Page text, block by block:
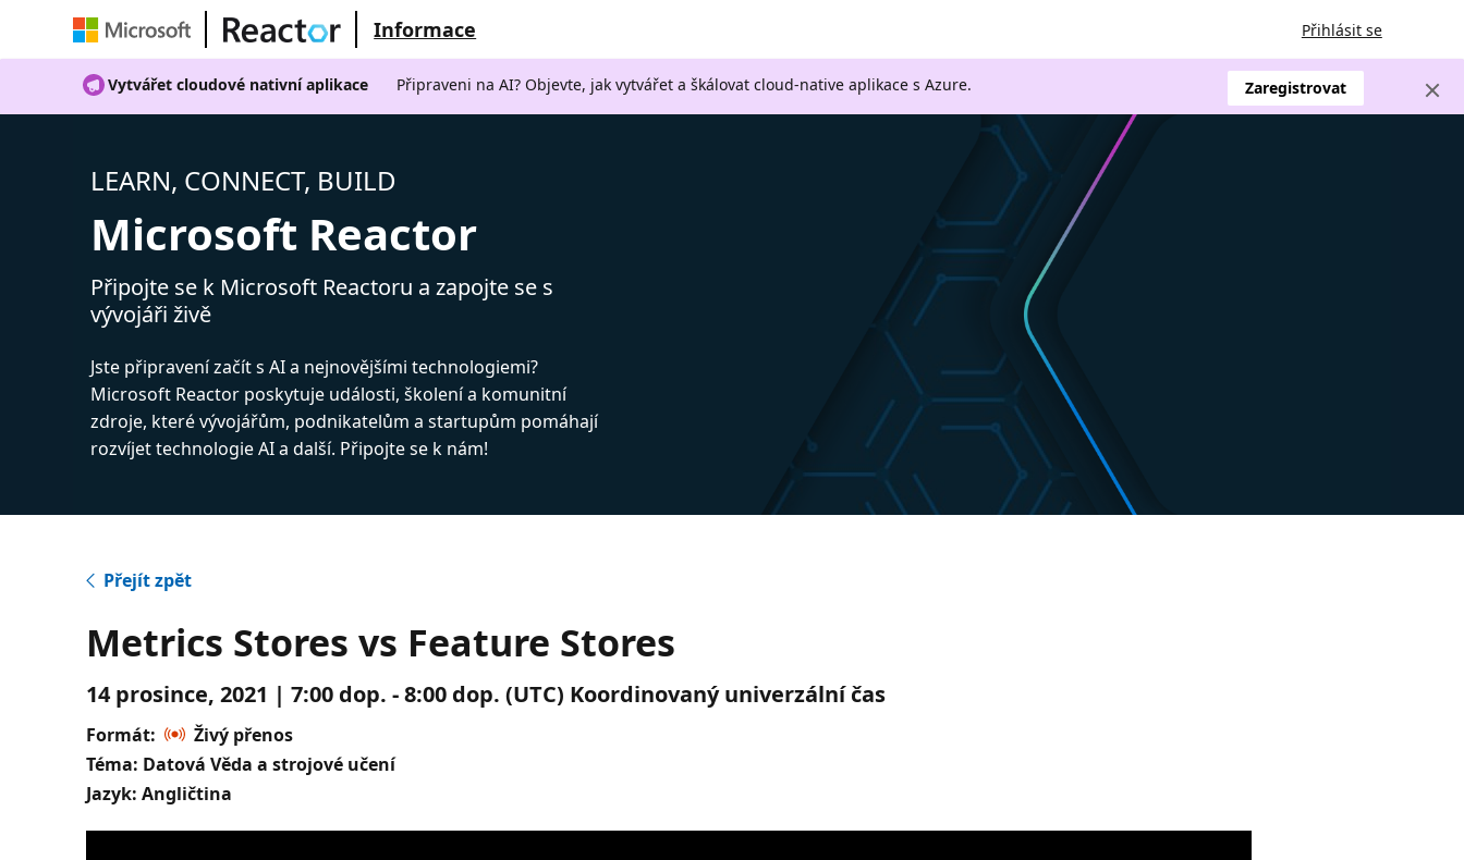
Informace Přihlásit se
Vytvářet cloudové nativní aplikace Připraveni na AI? Objevte, jak vytvářet a škálovat cloud-native aplikace s Azure. Zaregistrovat
LEARN, CONNECT, BUILD
Microsoft Reactor
Připojte se k Microsoft Reactoru a zapojte se s
vývojáři živě
Jste připravení začít s AI a nejnovějšími technologiemi?
Microsoft Reactor poskytuje události, školení a komunitní
zdroje, které vývojářům, podnikatelům a startupům pomáhají
rozvíjet technologie AI a další. Připojte se k nám!
Přejít zpět
Metrics Stores vs Feature Stores
14 prosince, 2021 | 7:00 dop. - 8:00 dop. (UTC) Koordinovaný univerzální čas
Formát:
Živý přenos
Téma: Datová Věda a strojové učení
Jazyk: Angličtina